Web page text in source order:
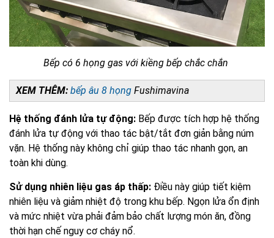
Bếp có 6 họng gas với kiềng bếp chắc chắn
XEM THÊM: bếp âu 8 họng Fushimavina
Hệ thống đánh lửa tự động: Bếp được tích hợp hệ thống
đánh lửa tự động với thao tác bật/tắt đơn giản bằng núm
vặn. Hệ thống này không chỉ giúp thao tác nhanh gọn, an
toàn khi dùng.
Sử dụng nhiên liệu gas áp thấp: Điều này giúp tiết kiệm
nhiên liệu và giảm nhiệt độ trong khu bếp. Ngọn lửa ổn định
và mức nhiệt vừa phải đảm bảo chất lượng món ăn, đồng
thời hạn chế nguy cơ cháy nổ.